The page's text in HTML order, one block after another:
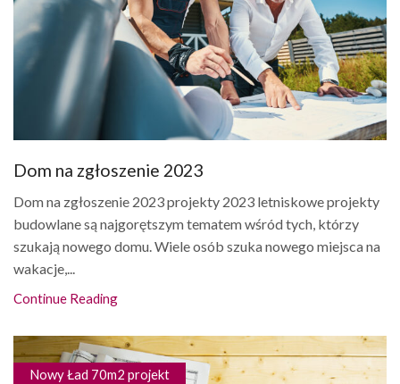
Dom na zgłoszenie 2023
Dom na zgłoszenie 2023 projekty 2023 letniskowe projekty
budowlane są najgorętszym tematem wśród tych, którzy
szukają nowego domu. Wiele osób szuka nowego miejsca na
wakacje,...
Continue Reading
Nowy Ład 70m2 projekt